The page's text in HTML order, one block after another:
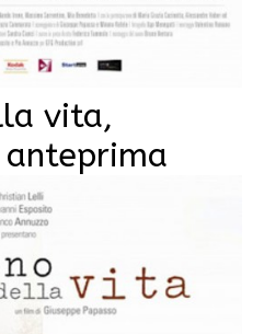
vita,
anteprima